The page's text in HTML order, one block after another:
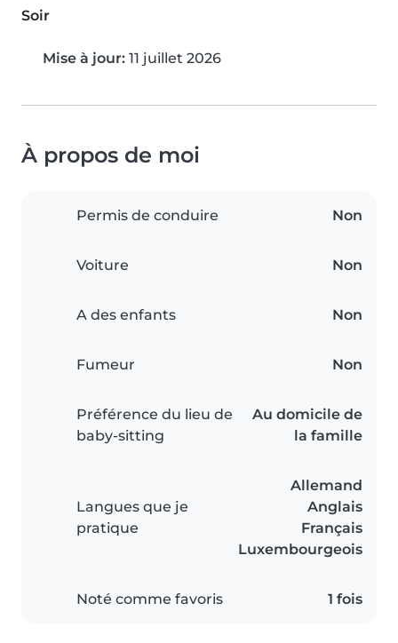
Soir
Mise à jour: 11 juillet 2026
À propos de moi
Permis de conduire Non
Voiture Non
A des enfants Non
Fumeur Non
Préférence du lieu de
baby-sitting
Au domicile de
la famille
Langues que je
pratique
Allemand
Anglais
Français
Luxembourgeois
Noté comme favoris 1 fois